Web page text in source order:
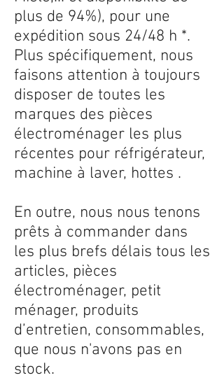
plus de 94%), pour une
expédition sous 24/48 h *.
Plus spécifiquement, nous
faisons attention à toujours
disposer de toutes les
marques des pièces
électroménager les plus
récentes pour réfrigérateur,
machine à laver, hottes .
En outre, nous nous tenons
prêts à commander dans
les plus brefs délais tous les
articles, pièces
électroménager, petit
ménager, produits
d’entretien, consommables,
que nous n'avons pas en
stock.